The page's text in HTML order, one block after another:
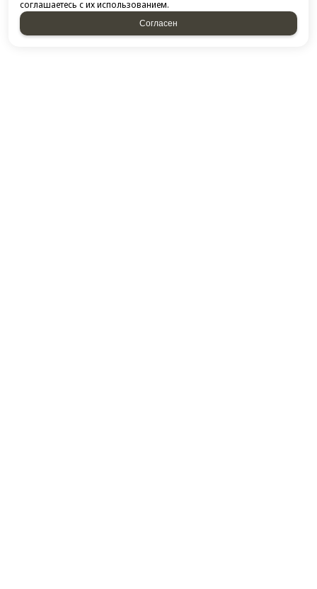
соглашаетесь с их использованием.
Согласен